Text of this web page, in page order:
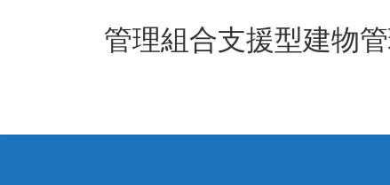
ス
ン
管理組合支援型建物